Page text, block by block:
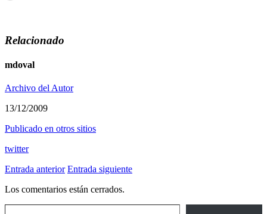
Relacionado
mdoval
Archivo del Autor
13/12/2009
Publicado en otros sitios
twitter
Entrada anterior Entrada siguiente
Los comentarios están cerrados.
Escribe tu correo electrónico…